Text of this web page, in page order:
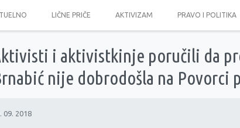
LIČNE PRIČE AKTIVIZAM PRAVO I POLITIKA
i aktivistkinje poručili da
nije dobrodošla na Povorci
09. 2018